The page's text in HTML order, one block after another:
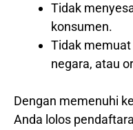
Tidak
konsumen.
Tidak
negara, atau
Dengan memenuhi
Anda lolos